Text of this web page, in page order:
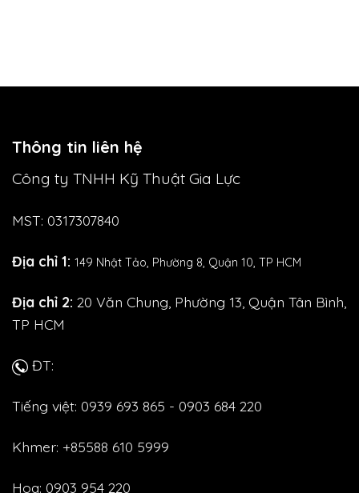
Thông tin liên hệ
Công ty TNHH Kỹ Thuật Gia Lực
MST: 0317307840
Địa chỉ 1: 149 Nhật Tảo, Phường 8, Quận 10, TP HCM
Địa chỉ 2: 20 Văn Chung, Phường 13, Quận Tân Bình,
TP HCM
ĐT:
Tiếng việt: 0939 693 865 - 0903 684 220
Khmer: +85588 610 5999
Hoa: 0903 954 220